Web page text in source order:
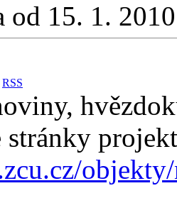
od 15. 1.
RSS
stránky